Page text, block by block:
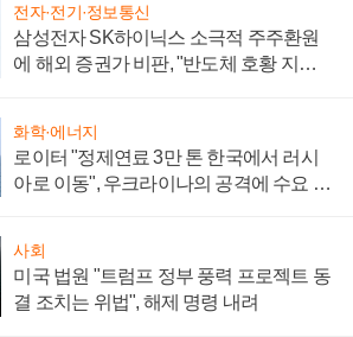
전자·전기·정보통신
삼성전자 SK하이닉스 소극적 주주환원
에 해외 증권가 비판, "반도체 호황 지속
화학·에너지
로이터 "정제연료 3만 톤 한국에서 러시
아로 이동", 우크라이나의 공격에 수요 늘
사회
미국 법원 "트럼프 정부 풍력 프로젝트 동
결 조치는 위법", 해제 명령 내려